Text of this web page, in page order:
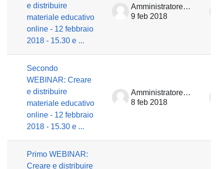
e distribuire
materiale educativo
online - 12 febbraio
2018 - 15.30 e ...
Amministratore Learning GARR
9 feb 2018
Secondo
WEBINAR: Creare
e distribuire
materiale educativo
online - 12 febbraio
2018 - 15.30 e ...
Amministratore Learning GARR
8 feb 2018
Primo WEBINAR:
Creare e distribuire